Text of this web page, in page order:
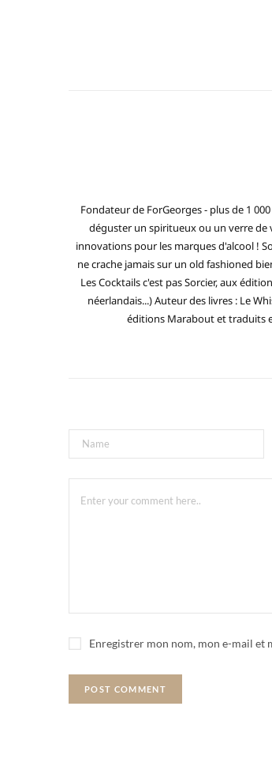
Fondateur de ForGeorges - plus de 1
déguster un spiritueux ou un verre de
innovations pour les marques d'alcool !
ne crache jamais sur un old fashioned
Les Cocktails c'est pas Sorcier, aux
néerlandais...) Auteur des livres : Le
éditions Marabout et traduits
Enregistrer mon nom, mon e-mail et